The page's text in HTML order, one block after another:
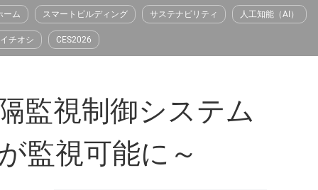
ーム スマートビルディング サステナビリティ 人工知能（AI）
イチオシ CES2026
監視制御システム
監視可能に～